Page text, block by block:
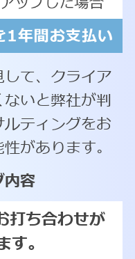
て、クライア
いと弊社が判
ティングをお
があります。
内容
打ち合わせが
す。